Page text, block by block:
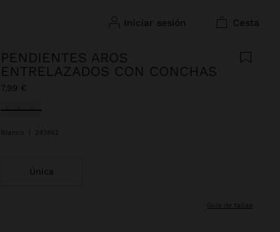
iniciar sesión cesta
PENDIENTES AROS
ENTRELAZADOS CON CONCHAS
7,99 €
Seleccionado
Blanco 247462
Única
guía de tallas